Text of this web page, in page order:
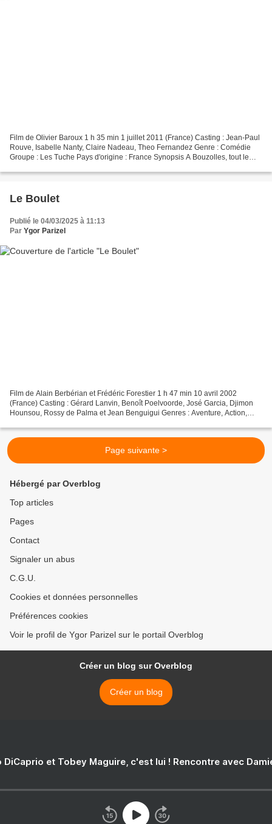
Film de Olivier Baroux 1 h 35 min 1 juillet 2011 (France) Casting : Jean-Paul
Rouve, Isabelle Nanty, Claire Nadeau, Theo Fernandez Genre : Comédie
Groupe : Les Tuche Pays d'origine : France Synopsis A Bouzolles, tout le
Le Boulet
Publié le 04/03/2025 à 11:13
Par Ygor Parizel
Film de Alain Berbérian et Frédéric Forestier 1 h 47 min 10 avril 2002
(France) Casting : Gérard Lanvin, Benoît Poelvoorde, José Garcia, Djimon
Hounsou, Rossy de Palma et Jean Benguigui Genres : Aventure, Action,
Page suivante >
Hébergé par Overblog
Top articles
Pages
Contact
Signaler un abus
C.G.U.
Cookies et données personnelles
Préférences cookies
Voir le profil de Ygor Parizel sur le portail Overblog
Créer un blog sur Overblog
Créer un blog
DiCaprio et Tobey Maguire, c'est lui ! Rencontre avec